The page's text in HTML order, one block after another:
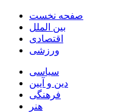
صفحه نخست
بین الملل
اقتصادی
ورزشی
سیاسی
دین و آیین
فرهنگی
هنر